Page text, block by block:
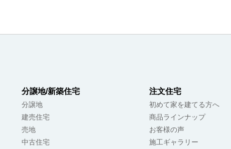
分譲地/新築住宅
分譲地
建売住宅
売地
中古住宅
注文住宅
初めて家を建てる方へ
商品ラインナップ
お客様の声
施工ギャラリー